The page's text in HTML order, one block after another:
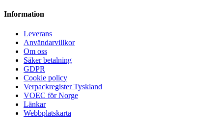
Information
Leverans
Användarvillkor
Om oss
Säker betalning
GDPR
Cookie policy
Verpackregister Tyskland
VOEC för Norge
Länkar
Webbplatskarta